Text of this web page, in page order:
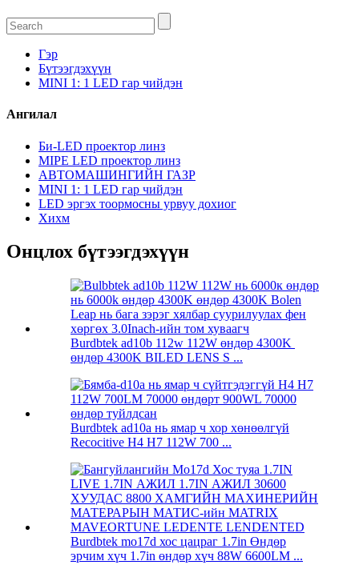
Гэр
Бүтээгдэхүүн
MINI 1: 1 LED гар чийдэн
Ангилал
Би-LED проектор линз
MIPE LED проектор линз
АВТОМАШИНГИЙН ГАЗР
MINI 1: 1 LED гар чийдэн
LED эргэх тоормосны урвуу дохиог
Хихм
Онцлох бүтээгдэхүүн
Burdbtek ad10b 112w 112W өндөр 4300K ​​
өндөр 4300K ​​BILED LENS S ...
Burdbtek ad10a нь ямар ч хор хөнөөлгүй
Recocitive H4 H7 112W 700 ...
Burdbtek mo17d хос цацраг 1.7in Өндөр
эрчим хүч 1.7in өндөр хүч 88W 6600LM ...